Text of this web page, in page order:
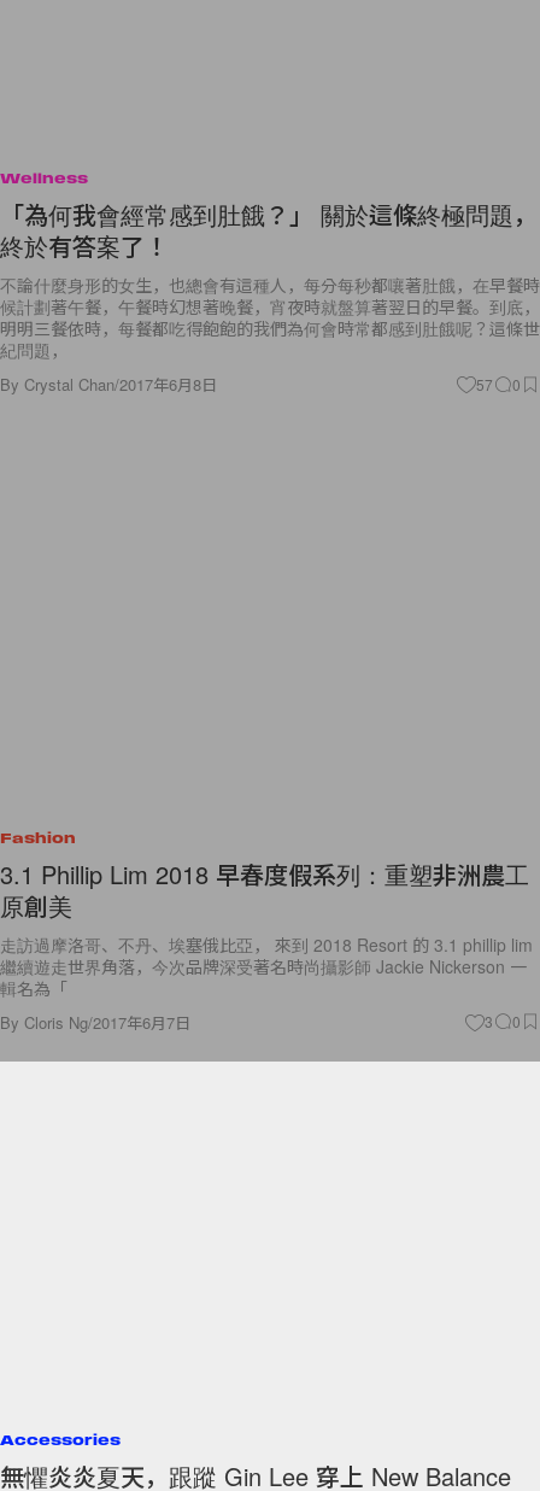
Wellness
「為何我會經常感到肚餓？」 關於這條終極問題，
終於有答案了！
不論什麼身形的女生，也總會有這種人，每分每秒都嚷著肚餓，在早餐時
候計劃著午餐，午餐時幻想著晚餐，宵夜時就盤算著翌日的早餐。到底，
明明三餐依時，每餐都吃得飽飽的我們為何會時常都感到肚餓呢？這條世
紀問題，
By Crystal Chan/2017年6月8日 57 0
3.1 Phillip Lim 2018 早春度假系列：重塑非洲農工
原創美
走訪過摩洛哥、不丹、埃塞俄比亞， 來到 2018 Resort 的 3.1 phillip lim
輯名為「
ByCloris Ng
無懼炎炎夏天，跟蹤 Gin Lee 穿上 New Balance
全新清涼系列，跑出你的自我步伐！